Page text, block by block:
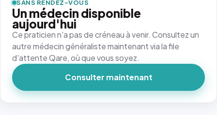
SANS RENDEZ-VOUS
Un médecin disponible
aujourd'hui
Ce praticien n'a pas de créneau à venir. Consultez un
autre médecin généraliste maintenant via la file
d'attente Qare, où que vous soyez.
Consulter maintenant